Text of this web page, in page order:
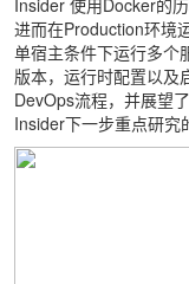
Insider 使用Docker的
进而在Production环境
单宿主条件下运行多个
版本，运行时配置以及
DevOps流程，并展望
Insider下一步重点研究